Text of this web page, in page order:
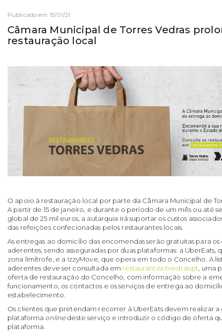
Publicado em 15/01/21
Câmara Municipal de Torres Vedras
restauração local
O apoio à restauração local por parte da Câmara Municipal de
A partir de 15 de janeiro, e durante o período de um mês ou até
global de 25 mil euros, a autarquia irá suportar os custos
das refeições confecionadas pelos restaurantes locais.
As entregas ao domicílio das encomendas serão gratuitas para os
aderentes, sendo asseguradas por duas plataformas: a UberEats,
zona limítrofe, e a IzzyMove, que opera em todo o Concelho. A
aderentes deve ser consultada em restaurantes-tvedras.pt, uma
oferta de restauração do Concelho, com informação sobre a
funcionamento, os contactos e os serviços de entrega ao
estabelecimento.
Os clientes que pretendam recorrer à UberEats devem realizar
plataforma online deste serviço e introduzir o código de oferta
plataforma.